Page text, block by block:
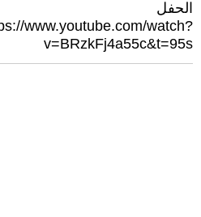
الحفل
www.youtube.com/watch?
v=BRzkFj4a55c&t=95s